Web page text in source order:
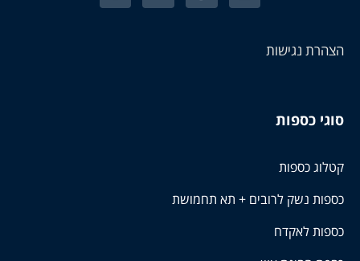
הצהרת נגישות
סוגי כספות
קטלוג כספות
כספות נשק לרובים + תא תחמושת
כספות לאקדח